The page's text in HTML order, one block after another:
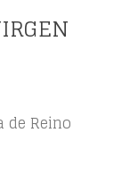
de Reino